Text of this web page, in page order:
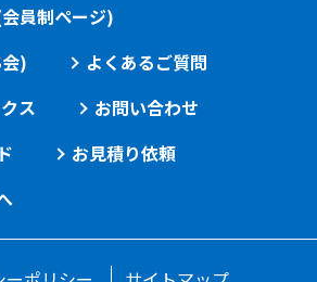
員制ページ)
)
よくあるご質問
ス
お問い合わせ
お見積り依頼